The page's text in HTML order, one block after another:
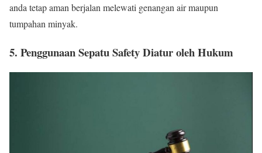
anda tetap aman berjalan melewati genangan air maupun
tumpahan minyak.
5. Penggunaan Sepatu Safety Diatur oleh Hukum